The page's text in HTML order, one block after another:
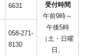
6631
受付時間
午前9時～
午後5時
（土・日曜
日、
058-271-
8130